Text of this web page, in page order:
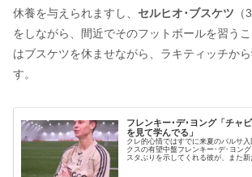
休養を与えられますし、 セルヒオ･ブスケツ
をしながら、間近でそのフットボールを習う
はブスケツを休ませながら、ラキティッチか
す。
フレンキー･デ･ヨング「チャ
を見て学んでる」
クレ的心情ではすでに来夏のバルサ
クスの有望中盤フレンキー･デ･ヨン
スタぶりを示してくれる彼が、また